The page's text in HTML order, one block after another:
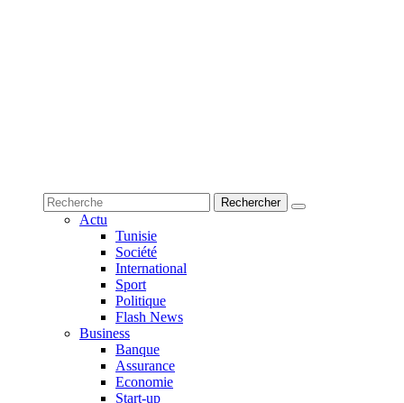
Actu
Tunisie
Société
International
Sport
Politique
Flash News
Business
Banque
Assurance
Economie
Start-up